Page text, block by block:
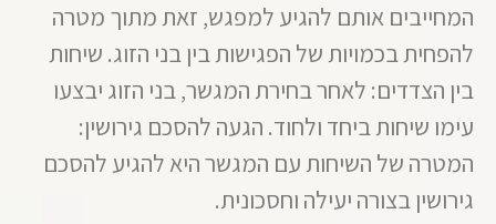
המחייבים אותם להגיע למפגש, זאת מתוך מטרה
להפחית בכמויות של הפגישות בין בני הזוג. שיחות
בין הצדדים: לאחר בחירת המגשר, בני הזוג יבצעו
עימו שיחות ביחד ולחוד. הגעה להסכם גירושין:
המטרה של השיחות עם המגשר היא להגיע להסכם
גירושין בצורה יעילה וחסכונית.